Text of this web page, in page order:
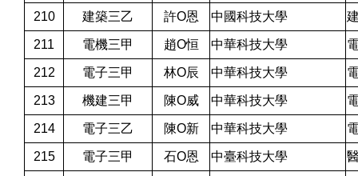
210 建築三乙 許O恩 中國科技大學
211 電機三甲 趙O恒 中華科技大學
212 電子三甲 林O辰 中華科技大學
213 機建三甲 陳O威 中華科技大學
214 電子三乙 陳O新 中華科技大學
215 電子三甲 石O恩 中臺科技大學